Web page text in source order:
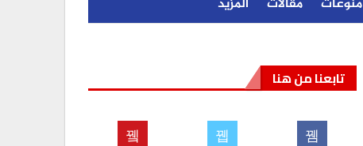
منوعات مقالات المزيد
تابعنا من هنا